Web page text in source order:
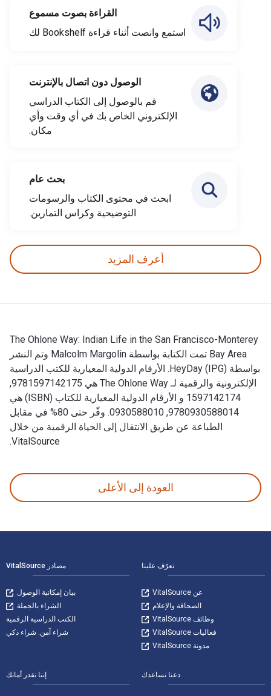
القراءة بصوت مسموع
استمع وانصت أثناء قراءة Bookshelf لك
الوصول دون اتصال بالإنترنت
قم بالوصول إلى الكتاب الدراسي
الإلكتروني الخاص بك في أي وقت وأي
مكان.
بحث عام
ابحث في محتوى الكتاب والرسومات
التوضيحية وكراس التمارين.
أعرف المزيد
The Ohlone Way: Indian Life in the San Francisco-Monterey
Bay Area تمت الكتابة بواسطة Malcolm Margolin وتم النشر
بواسطة HeyDay (IPG). الأرقام الدولية المعيارية للكتب الدراسية
الإلكترونية والرقمية لـ The Ohlone Way هي 9781597142175,
1597142174 و الأرقام الدولية المعيارية للكتاب (ISBN) هي
9780930588014, 0930588010. وفّر حتى 80% في مقابل
الطباعة عن طريق الانتقال إلى الحياة الرقمية من خلال
VitalSource.
العودة إلى الأعلى
تعرّف علينا
عن VitalSource
الصحافة والإعلام
وظائف VitalSource
فعاليات VitalSource
مدونة VitalSource
مصادر VitalSource
بيان إمكانية الوصول
الشراء بالجملة
الكتب الدراسية الرقمية
شراء آمن. شراء ذكي
دعنا نساعدك إننا نقدر أمانك